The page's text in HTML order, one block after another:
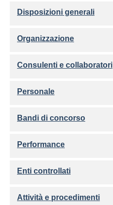
Disposizioni generali
Organizzazione
Consulenti e collaboratori
Personale
Bandi di concorso
Performance
Enti controllati
Attività e procedimenti